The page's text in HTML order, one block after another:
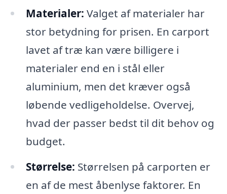
Materialer: Valget af materialer har
stor betydning for prisen. En carport
lavet af træ kan være billigere i
materialer end en i stål eller
aluminium, men det kræver også
løbende vedligeholdelse. Overvej,
hvad der passer bedst til dit behov og
budget.
Størrelse: Størrelsen på carporten er
en af de mest åbenlyse faktorer. En